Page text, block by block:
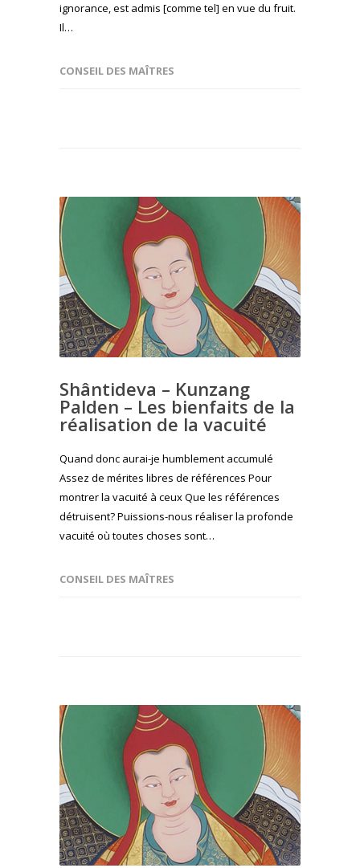
ignorance, est admis [comme tel] en vue du fruit.
Il…
CONSEIL DES MAÎTRES
Shântideva – Kunzang
Palden – Les bienfaits de la
réalisation de la vacuité
Quand donc aurai-je humblement accumulé
Assez de mérites libres de références Pour
montrer la vacuité à ceux Que les références
détruisent? Puissions-nous réaliser la profonde
vacuité où toutes choses sont…
CONSEIL DES MAÎTRES